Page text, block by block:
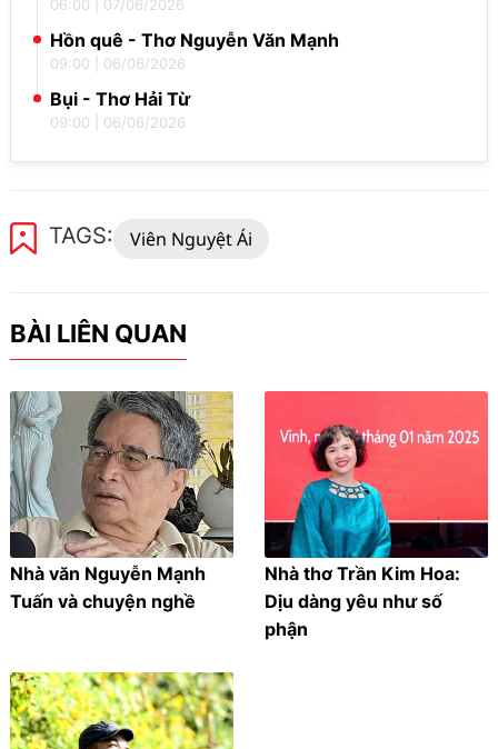
06:00 07/06/2026
Hồn quê - Thơ Nguyễn Văn Mạnh
09:00 06/06/2026
Bụi - Thơ Hải Từ
09:00 06/06/2026
TAGS: Viên Nguyệt Ái
BÀI LIÊN QUAN
Nhà văn Nguyễn Mạnh
Tuấn và chuyện nghề
Nhà thơ Trần Kim Hoa:
Dịu dàng yêu như số
phận